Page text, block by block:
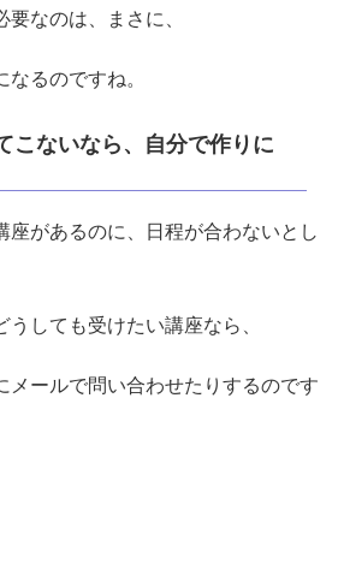
なのは、まさに、
るのですね。
こないなら、自分で作りに
座があるのに、日程が合わないとし
しても受けたい講座なら、
メールで問い合わせたりするのです